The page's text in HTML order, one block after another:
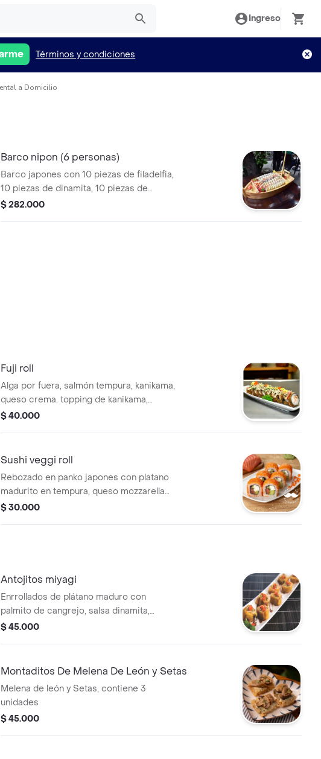
Ingreso
Términos y condiciones
a Domicilio
Barco nipon (6 personas)
Barco japones con 10 piezas de filadelfia,
10 piezas de dinamita, 10 piezas de
california, 10 piezas de crocante de
$ 282.000
Fuji roll
Alga por fuera, salmón tempura, kanikama,
queso crema. topping de kanikama,
wakame, salsa dinamita 6 unidades.
$ 40.000
Sushi veggi roll
Rebozado en panko japones con platano
madurito en tempura, queso mozzarella
con topping de mango y aguacate.
$ 30.000
Antojitos miyagi
Enrrollados de plátano maduro con
palmito de cangrejo, salsa dinamita,
queso crema y wakame.
$ 45.000
Montaditos De Melena De León y Setas
Melena de león y Setas, contiene 3
unidades
$ 45.000